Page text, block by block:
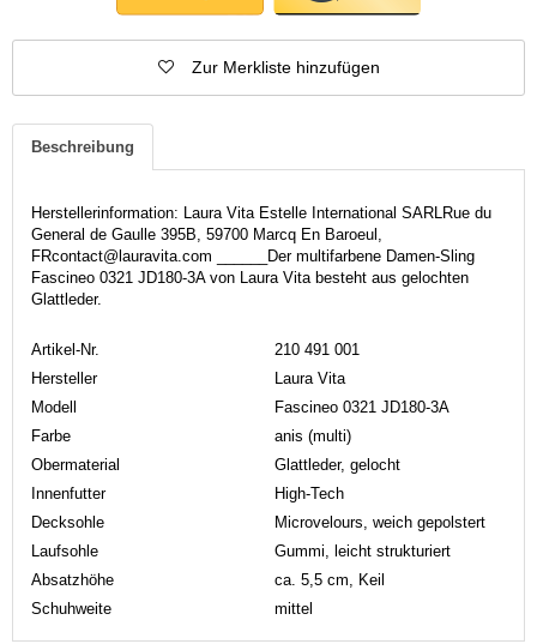
Zur Merkliste hinzufügen
Beschreibung
Herstellerinformation: Laura Vita Estelle International SARLRue du
General de Gaulle 395B, 59700 Marcq En Baroeul,
FRcontact@lauravita.com ______Der multifarbene Damen-Sling
Fascineo 0321 JD180-3A von Laura Vita besteht aus gelochten
Glattleder.
Artikel-Nr.
210 491 001
Hersteller
Laura Vita
Modell
Fascineo 0321 JD180-3A
Farbe
anis (multi)
Obermaterial
Glattleder, gelocht
Innenfutter
High-Tech
Decksohle
Microvelours, weich gepolstert
Laufsohle
Gummi, leicht strukturiert
Absatzhöhe
ca. 5,5 cm, Keil
Schuhweite
mittel